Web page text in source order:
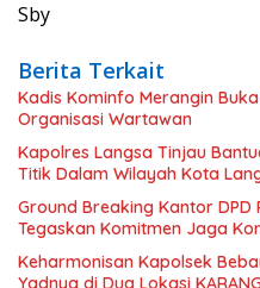
Sby
Berita Terkait
Kadis Kominfo Merangin
Organisasi Wartawan
Kapolres Langsa Tinjau
Titik Dalam Wilayah Kota
Ground Breaking Kantor DPD
Tegaskan Komitmen Jaga
Keharmonisan Kapolsek